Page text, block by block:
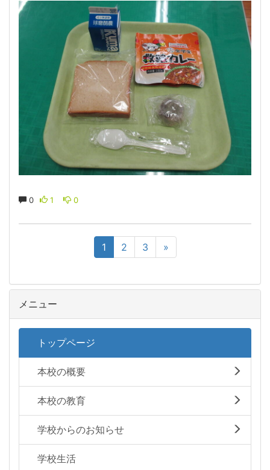
0 1 0
1 2 3 »
メニュー
トップページ
本校の概要
本校の教育
学校からのお知らせ
学校生活